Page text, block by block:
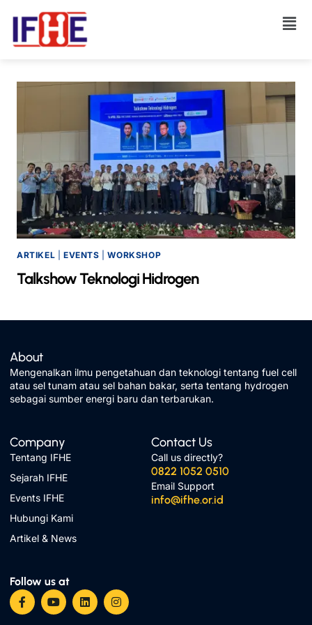
ARTIKEL |EVENTS |WORKSHOP
Talkshow Teknologi Hidrogen
About
Mengenalkan ilmu pengetahuan dan teknologi tentang fuel cell
atau sel tunam atau sel bahan bakar, serta tentang hydrogen
sebagai sumber energi baru dan terbarukan.
Company
Tentang IFHE
Sejarah IFHE
Events IFHE
Hubungi Kami
Artikel & News
Contact Us
Call us directly?
0822 1052 0510
Email Support
info@ifhe.or.id
Follow us at